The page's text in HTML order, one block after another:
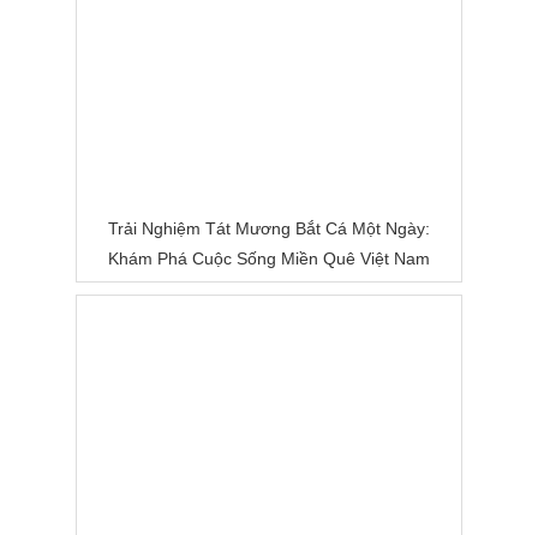
Trải Nghiệm Tát Mương Bắt Cá Một Ngày:
Khám Phá Cuộc Sống Miền Quê Việt Nam